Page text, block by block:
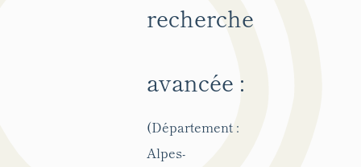
recherche
avancée :
(Département :
Alpes-